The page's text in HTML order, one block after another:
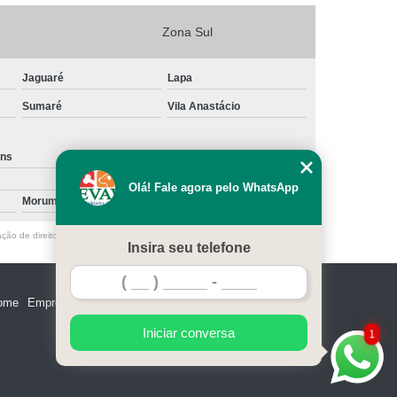
Zona Sul
Jaguaré Lapa
Sumaré Vila Anastácio
Morumbi
de direito autoral – artigo 184 do Código Penal –
Empresa Missão Serviços Contato Mapa do site
1
Olá! Fale agora pelo WhatsApp
Insira seu telefone
Iniciar conversa